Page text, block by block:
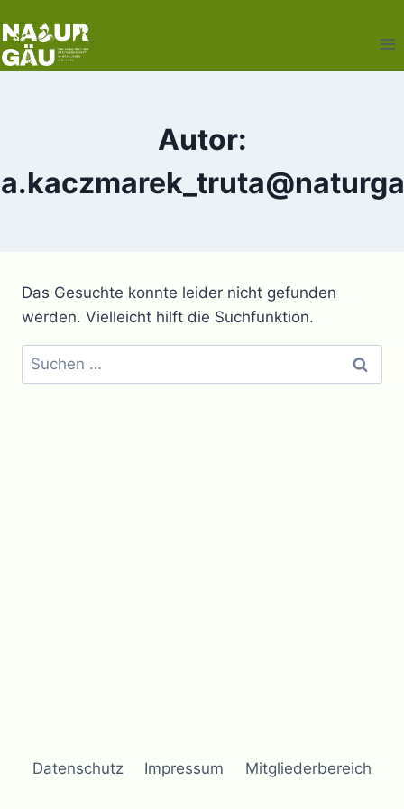
Inhalt
springen
Autor:
Das Gesuchte konnte leider nicht gefunden
werden. Vielleicht hilft die Suchfunktion.
Suchen
nach:
Datenschutz Impressum Mitgliederbereich